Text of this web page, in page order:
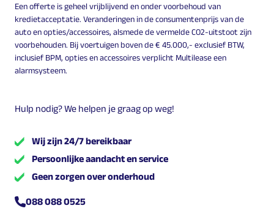
Een offerte is geheel vrijblijvend en onder voorbehoud van
kredietacceptatie. Veranderingen in de consumentenprijs van de
auto en opties/accessoires, alsmede de vermelde CO2-uitstoot zijn
voorbehouden. Bij voertuigen boven de € 45.000,- exclusief BTW,
inclusief BPM, opties en accessoires verplicht Multilease een
alarmsysteem.
Hulp nodig? We helpen je graag op weg!
Wij zijn 24/7 bereikbaar
Persoonlijke aandacht en service
Geen zorgen over onderhoud
088 088 0525